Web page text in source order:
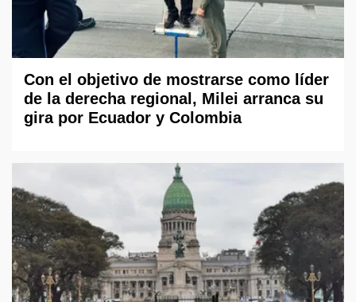
Con el objetivo de mostrarse como líder
de la derecha regional, Milei arranca su
gira por Ecuador y Colombia